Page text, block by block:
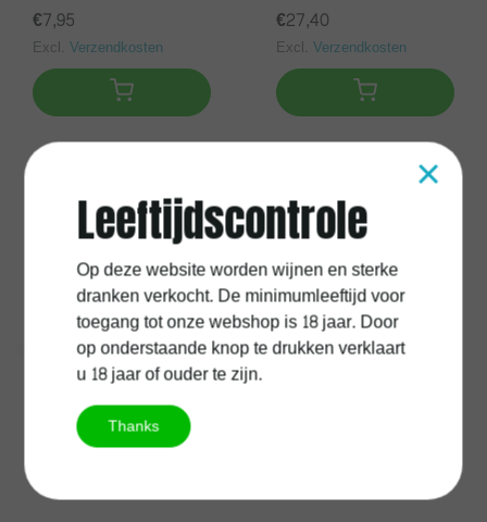
€7,95
Excl. Verzendkosten
€27,40
Excl. Verzendkosten
Kingpin Chardonnay
×
Leeftijdscontrole
Op deze website worden wijnen en sterke
dranken verkocht. De minimumleeftijd voor
toegang tot onze webshop is 18 jaar. Door
op onderstaande knop te drukken verklaart
u 18 jaar of ouder te zijn.
Thanks